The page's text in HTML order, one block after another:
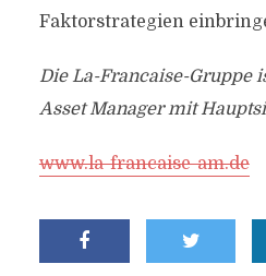
Faktorstrategien
Die La-Francaise-Gruppe
Asset Manager mit
www.la-francaise-am.de